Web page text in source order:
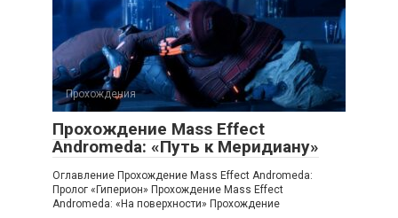
Прохождения
Прохождение Mass Effect
Andromeda: «Путь к Меридиану»
Оглавление Прохождение Mass Effect Andromeda:
Пролог «Гиперион» Прохождение Mass Effect
Andromeda: «На поверхности» Прохождение